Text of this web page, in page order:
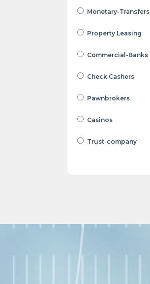
Monetary-Transfers
Property Leasing
Commercial-Banks
Check Cashers
Pawnbrokers
Casinos
Trust-company